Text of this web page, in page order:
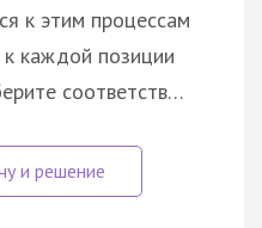
к этим процессам
каждой позиции
соответств…